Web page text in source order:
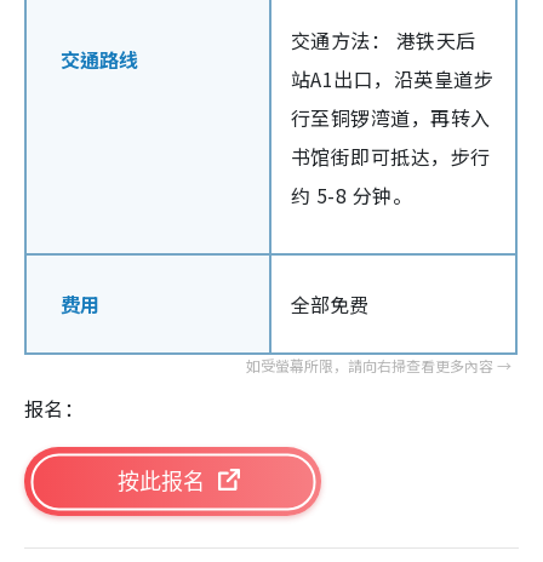
交通路线
交通方法： 港铁天后
站A1出口，沿英皇道步
行至铜锣湾道，再转入
书馆街即可抵达，步行
约 5-8 分钟。
费用 全部免费
报名：
按此报名